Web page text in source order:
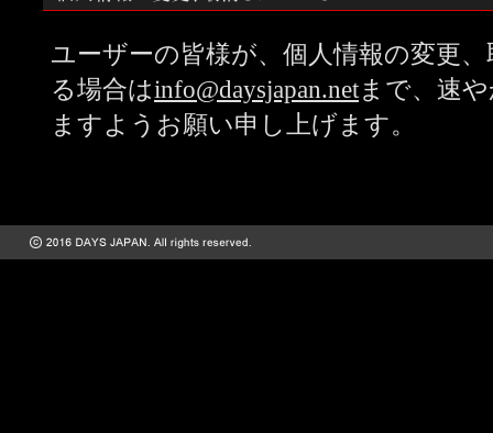
ユーザーの皆様が、個人情報の変更
る場合はinfo@daysjapan.netまで、速
ますようお願い申し上げます。